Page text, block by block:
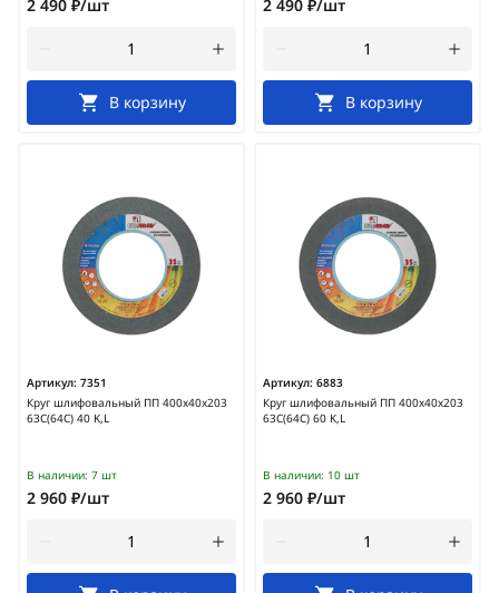
2 490 ₽/шт
В корзину
2 490 ₽/шт
В корзину
Артикул: 7351
Круг шлифовальный ПП 400х40х203
63С(64С) 40 K,L
В наличии: 7 шт
2 960 ₽/шт
Артикул: 6883
Круг шлифовальный ПП 400х40х203
63С(64С) 60 K,L
В наличии: 10 шт
2 960 ₽/шт